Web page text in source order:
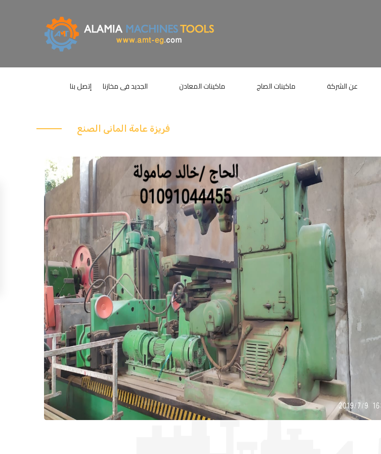
عن الشركة ماكينات الصاج ماكينات المعادن الجديد فى مخازنا إتصل بنا
فريزة عامة المانى الصنع